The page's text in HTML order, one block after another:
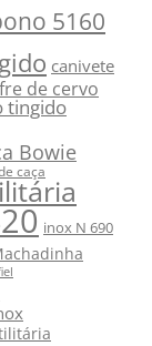
5160
canivete
de cervo
tingido
Bowie
caça
inox N 690